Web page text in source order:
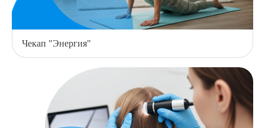
Чекап "Энергия"